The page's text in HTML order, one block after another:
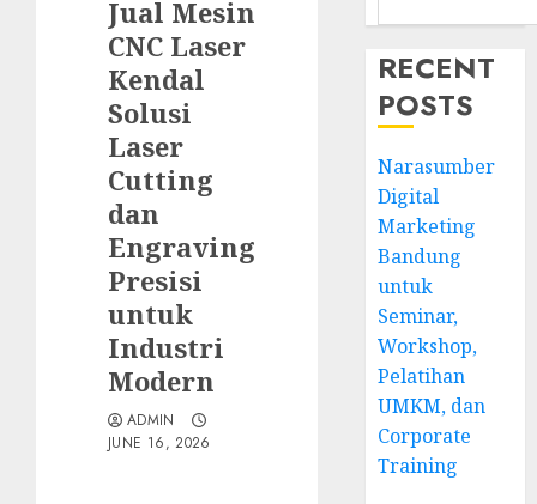
Jual Mesin
CNC Laser
Kendal
Solusi
Laser
Cutting
dan
Engraving
Presisi
untuk
Industri
Modern
ADMIN
JUNE 16, 2026
RECENT
POSTS
Narasumber
Digital
Marketing
Bandung
untuk
Seminar,
Workshop,
Pelatihan
UMKM, dan
Corporate
Training